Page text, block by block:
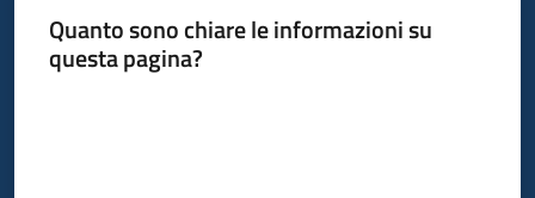
Quanto sono chiare le informazioni su
questa pagina?